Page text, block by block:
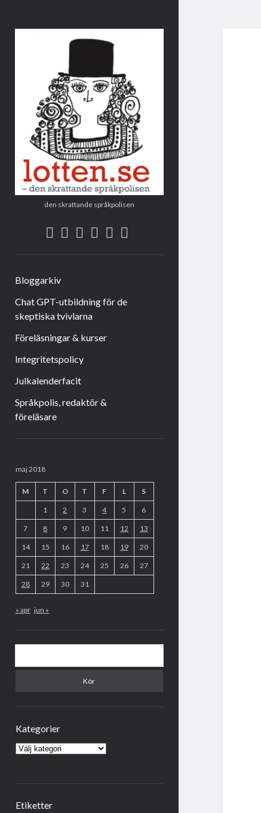
den skrattande språkpolisen
twitter
facebook
instagram
linkedin
rss
Bloggarkiv
Chat GPT-utbildning för de
skeptiska tvivlarna
Föreläsningar & kurser
Integritetspolicy
Julkalenderfacit
Språkpolis, redaktör &
föreläsare
maj 2018
M T O T F L S
1 2 3 4 5 6
7 8 9 10 11 12 13
14 15 16 17 18 19 20
21 22 23 24 25 26 27
28 29 30 31
« apr jun »
Kategorier
Kategorier
Etiketter